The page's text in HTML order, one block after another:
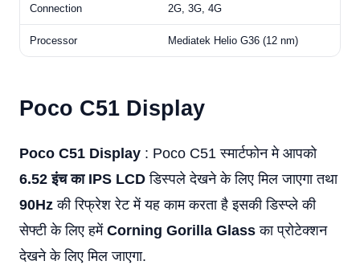
Connection 2G, 3G, 4G
Processor Mediatek Helio G36 (12 nm)
Poco C51 Display
Poco C51 Display : Poco C51 स्मार्टफोन मे आपको
6.52 इंच का IPS LCD डिस्पले देखने के लिए मिल जाएगा तथा
90Hz की रिफ्रेश रेट में यह काम करता है इसकी डिस्प्ले की
सेफ्टी के लिए हमें Corning Gorilla Glass का प्रोटेक्शन
देखने के लिए मिल जाएगा.